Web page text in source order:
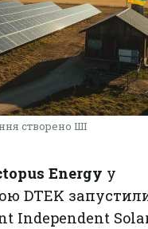
створено ШІ
Energy у
DTEK
Independent